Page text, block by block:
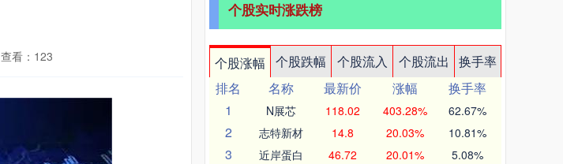
查看：123
个股实时涨跌榜
个股涨幅 个股跌幅 个股流入 个股流出
换手率
排名
名称 最新价 涨幅
换手率
1
N展芯 118.02 403.28% 62.67%
2 志特新材 14.8 20.03% 10.81%
3 近岸蛋白 46.72 20.01% 5.08%